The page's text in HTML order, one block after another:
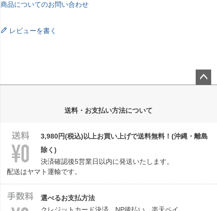
商品についてのお問い合わせ
レビューを書く
送料・お支払い方法について
3,980円(税込)以上お買い上げで送料無料！(沖縄・離島
除く)
決済確認後5営業日以内に発送いたします。
配送はヤマト運輸です。
選べるお支払方法